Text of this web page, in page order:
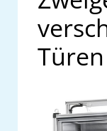
Türen